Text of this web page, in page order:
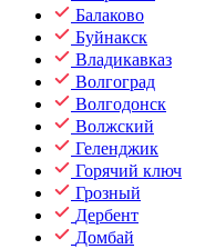
Балаково
Буйнакск
Владикавказ
Волгоград
Волгодонск
Волжский
Геленджик
Горячий ключ
Грозный
Дербент
Домбай